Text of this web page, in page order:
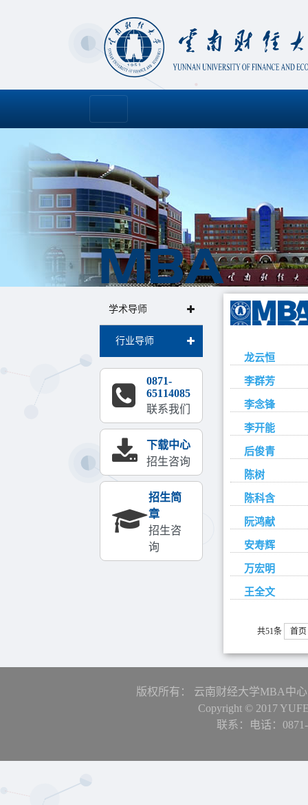
学术导师
行业导师
0871-
65114085
联系我们
下载中心
招生咨询
招生简
章
招生咨
询
龙云恒
李群芳
李念锋
李开能
后俊青
陈树
陈科含
阮鸿献
安寿辉
万宏明
王全文
共51条 首页
版权所有： 云南财经大学MBA
Copyright © 2017
联系：电话：